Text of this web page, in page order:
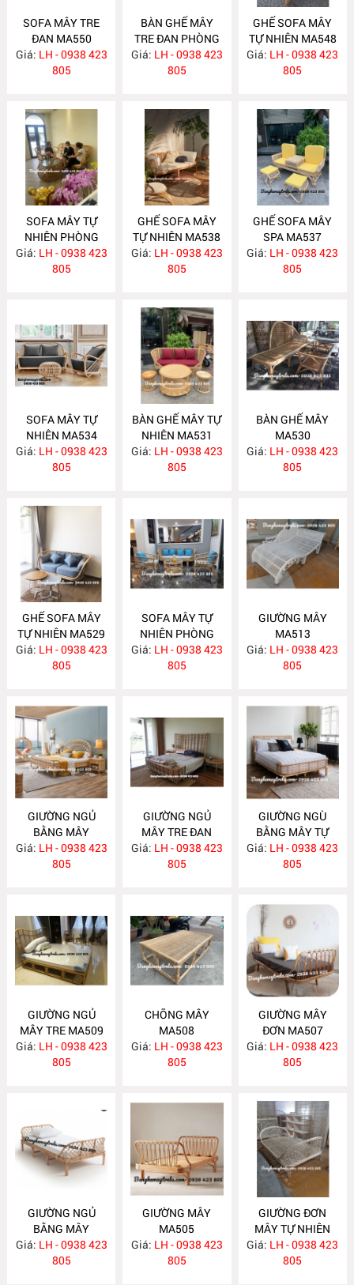
SOFA MÂY TRE
ĐAN MA550
Giá: LH - 0938 423
805
BÀN GHẾ MÂY
TRE ĐAN PHÒNG
KHÁCH MA549
Giá: LH - 0938 423
805
GHẾ SOFA MÂY
TỰ NHIÊN MA548
Giá: LH - 0938 423
805
SOFA MÂY TỰ
NHIÊN PHÒNG
KHÁCH MA547
Giá: LH - 0938 423
805
GHẾ SOFA MÂY
TỰ NHIÊN MA538
Giá: LH - 0938 423
805
GHẾ SOFA MÂY
SPA MA537
Giá: LH - 0938 423
805
SOFA MÂY TỰ
NHIÊN MA534
Giá: LH - 0938 423
805
BÀN GHẾ MÂY TỰ
NHIÊN MA531
Giá: LH - 0938 423
805
BÀN GHẾ MÂY
MA530
Giá: LH - 0938 423
805
GHẾ SOFA MÂY
TỰ NHIÊN MA529
Giá: LH - 0938 423
805
SOFA MÂY TỰ
NHIÊN PHÒNG
KHÁCH KIỂU HIỆN
ĐẠI MA523
Giá: LH - 0938 423
805
GIƯỜNG MÂY
MA513
Giá: LH - 0938 423
805
GIƯỜNG NGỦ
BẰNG MÂY
MA512
Giá: LH - 0938 423
805
GIƯỜNG NGỦ
MÂY TRE ĐAN
MA511
Giá: LH - 0938 423
805
GIƯỜNG NGÙ
BẰNG MÂY TỰ
NHIÊN MA510
Giá: LH - 0938 423
805
GIƯỜNG NGỦ
MÂY TRE MA509
Giá: LH - 0938 423
805
CHÕNG MÂY
MA508
Giá: LH - 0938 423
805
GIƯỜNG MÂY
ĐƠN MA507
Giá: LH - 0938 423
805
GIƯỜNG NGỦ
BẰNG MÂY
MA506
Giá: LH - 0938 423
805
GIƯỜNG MÂY
MA505
Giá: LH - 0938 423
805
GIƯỜNG ĐƠN
MÂY TỰ NHIÊN
MA504
Giá: LH - 0938 423
805